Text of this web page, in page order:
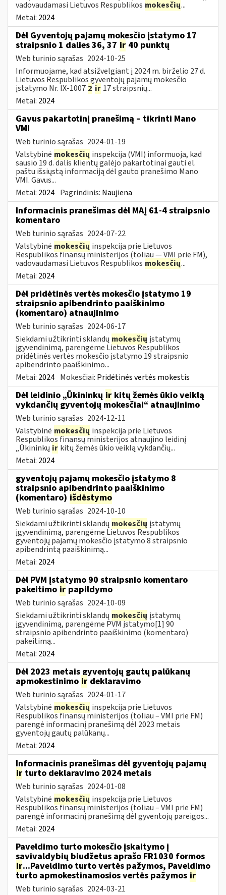
vadovaudamasi Lietuvos Respublikos mokesčių...
Metai: 2024
Dėl Gyventojų pajamų mokesčio įstatymo 17
straipsnio 1 dalies 36, 37 ir 40 punktų
Web turinio sąrašas 2024-10-25
Informuojame, kad atsižvelgiant į 2024 m. birželio 27 d.
Lietuvos Respublikos gyventojų pajamų mokesčio
įstatymo Nr. IX-1007 2 ir 17 straipsnių...
Metai: 2024
Gavus pakartotinį pranešimą – tikrinti Mano
VMI
Web turinio sąrašas 2024-01-19
Valstybinė mokesčių inspekcija (VMI) informuoja, kad
sausio 19 d. dalis klientų galėjo pakartotinai gauti el.
paštu išsiųstą informaciją dėl gauto pranešimo Mano
VMI. Gavus...
Metai: 2024 Pagrindinis: Naujiena
Informacinis pranešimas dėl MAĮ 61-4 straipsnio
komentaro
Web turinio sąrašas 2024-07-22
Valstybinė mokesčių inspekcija prie Lietuvos
Respublikos finansų ministerijos (toliau — VMI prie FM),
vadovaudamasi Lietuvos Respublikos mokesčių...
Metai: 2024
Dėl pridėtinės vertės mokesčio įstatymo 19
straipsnio apibendrinto paaiškinimo
(komentaro) atnaujinimo
Web turinio sąrašas 2024-06-17
Siekdami užtikrinti sklandų mokesčių įstatymų
įgyvendinimą, parengėme Lietuvos Respublikos
pridėtinės vertės mokesčio įstatymo 19 straipsnio
apibendrinto paaiškinimo...
Metai: 2024 Mokesčiai: Pridėtinės vertės mokestis
Dėl leidinio „Ūkininkų ir kitų žemės ūkio veiklą
vykdančių gyventojų mokesčiai“ atnaujinimo
Web turinio sąrašas 2024-12-11
Valstybinė mokesčių inspekcija prie Lietuvos
Respublikos finansų ministerijos atnaujino leidinį
„Ūkininkų ir kitų žemės ūkio veiklą vykdančių...
Metai: 2024
gyventojų pajamų mokesčio įstatymo 8
straipsnio apibendrinto paaiškinimo
(komentaro) išdėstymo
Web turinio sąrašas 2024-10-10
Siekdami užtikrinti sklandų mokesčių įstatymų
įgyvendinimą, parengėme Lietuvos Respublikos
gyventojų pajamų mokesčio įstatymo 8 straipsnio
apibendrintą paaiškinimą...
Metai: 2024
Dėl PVM įstatymo 90 straipsnio komentaro
pakeitimo ir papildymo
Web turinio sąrašas 2024-10-09
Siekdami užtikrinti sklandų mokesčių įstatymų
įgyvendinimą, parengėme PVM įstatymo[1] 90
straipsnio apibendrinto paaiškinimo (komentaro)
pakeitimą...
Metai: 2024
Dėl 2023 metais gyventojų gautų palūkanų
apmokestinimo ir deklaravimo
Web turinio sąrašas 2024-01-17
Valstybinė mokesčių inspekcija prie Lietuvos
Respublikos finansų ministerijos (toliau – VMI prie FM)
parengė informacinį pranešimą dėl 2023 metais
gyventojų gautų palūkanų...
Metai: 2024
Informacinis pranešimas dėl gyventojų pajamų
ir turto deklaravimo 2024 metais
Web turinio sąrašas 2024-01-08
Valstybinė mokesčių inspekcija prie Lietuvos
Respublikos finansų ministerijos (toliau – VMI prie FM)
parengė informacinį pranešimą dėl gyventojų pareigos...
Metai: 2024
Paveldimo turto mokesčio įskaitymo į
savivaldybių biudžetus aprašo FR1030 formos
ir...Paveldimo turto vertės pažymos, Paveldimo
turto apmokestinamosios vertės pažymos ir
Web turinio sąrašas 2024-03-21